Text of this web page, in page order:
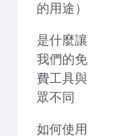
的用途）
是什麼讓
我們的免
費工具與
眾不同
如何使用